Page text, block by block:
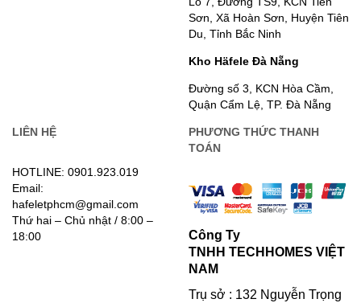
Sơn, Xã Hoàn Sơn, Huyện Tiên
Du, Tỉnh Bắc Ninh
Kho Häfele Đà Nẵng
Đường số 3, KCN Hòa Cầm,
Quận Cẩm Lệ, TP. Đà Nẵng
LIÊN HỆ
HOTLINE: 0901.923.019
Email:
hafeletphcm@gmail.com
Thứ hai – Chủ nhật / 8:00 –
18:00
PHƯƠNG THỨC THANH
TOÁN
Công Ty
TNHH TECHHOMES VIỆT
NAM
Trụ sở : 132 Nguyễn Trọng